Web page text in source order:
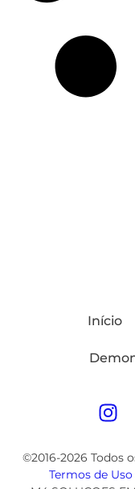
Início
©2016-2026 Todos
Termos de Uso